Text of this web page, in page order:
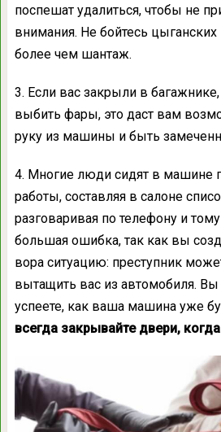
поспешат удалиться, чтобы не
внимания. Не бойтесь цыганских
более чем шантаж.
3. Если вас закрыли в багажнике,
выбить фары, это даст вам
руку из машины и быть
4. Многие люди сидят в машине
работы, составляя в салоне
разговаривая по телефону и
большая ошибка, так как вы
вора ситуацию: преступник
вытащить вас из автомобиля.
успеете, как ваша машина уже
всегда закрывайте двери,